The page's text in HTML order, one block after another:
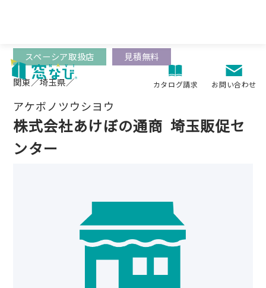
カタログ請求 お問い合わせ
関東／埼玉県／
アケボノツウシヨウ
株式会社あけぼの通商 埼玉販促セ
ンター
スペーシア取扱店 見積無料